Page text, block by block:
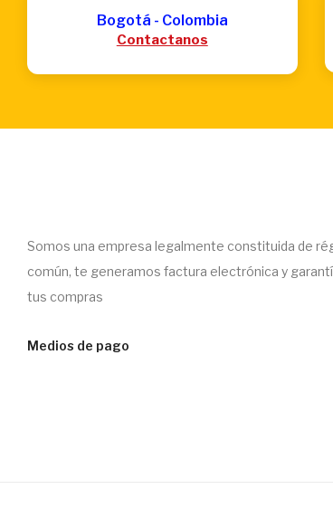
Bogotá - Colombia
Contactanos
Somos una empresa legalmente constituida de
común, te generamos factura electrónica y
tus compras
Medios de pago